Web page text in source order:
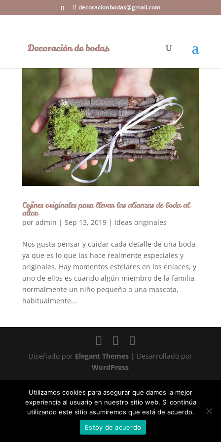
decoracionbodas@gmail.com
Cojines originales para llevar las alianzas de boda al
altar
por admin | Sep 13, 2019| Ideas originales
Nos gusta pensar y cuidar cada detalle de una boda,
ya que es lo que las hace realmente especiales y
originales. Hay momentos estelares en los enlaces, y
uno de ellos es cuando algún miembro de la familia,
normalmente un niño pequeño o una mascota,
habitualmente...
Diseñado por Elegant Themes| Desarrollado por
WordPress
Utilizamos cookies para asegurar que damos la mejor
experiencia al usuario en nuestro sitio web. Si continúa
utilizando este sitio asumiremos que está de acuerdo.
Estoy de acuerdo